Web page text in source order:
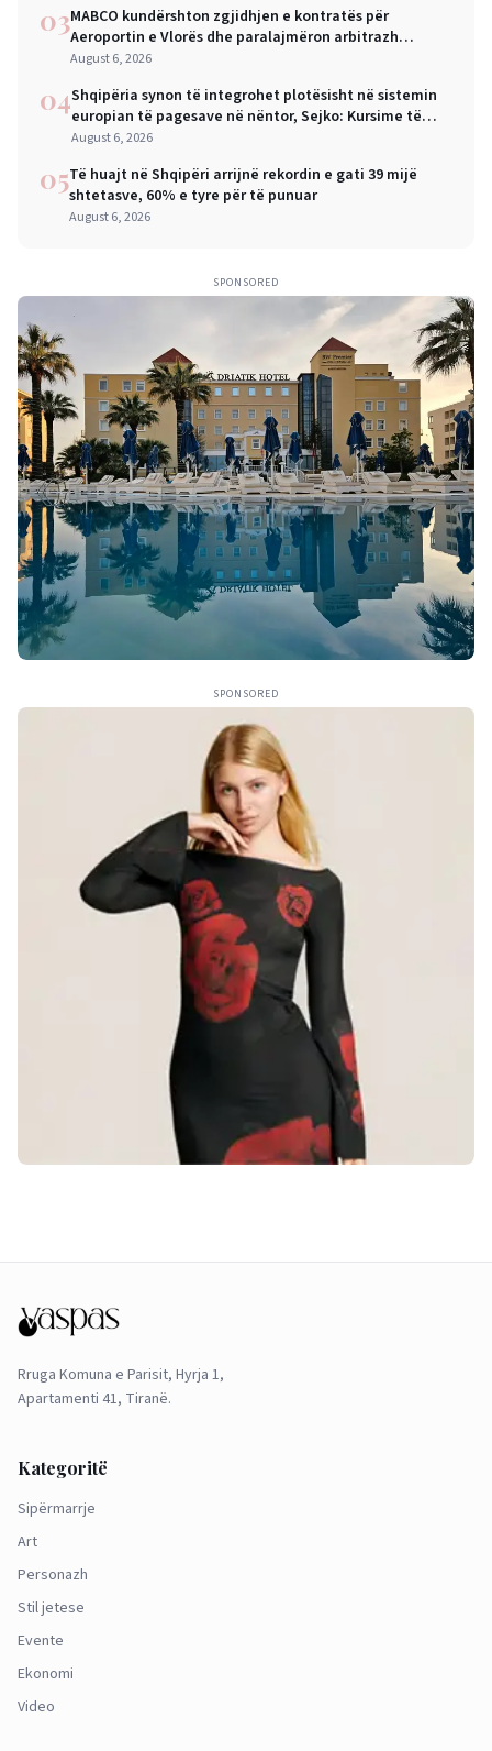
03MABCO kundërshton zgjidhjen e kontratës për
Aeroportin e Vlorës dhe paralajmëron arbitrazh
ndërkombëtar
August 6, 2026
04Shqipëria synon të integrohet plotësisht në sistemin
europian të pagesave në nëntor, Sejko: Kursime të
mëdha për qytetarët dhe bizneset
August 6, 2026
05Të huajt në Shqipëri arrijnë rekordin e gati 39 mijë
shtetasve, 60% e tyre për të punuar
August 6, 2026
SPONSORED
SPONSORED
Rruga Komuna e Parisit, Hyrja 1,
Apartamenti 41, Tiranë.
Kategoritë
Sipërmarrje
Art
Personazh
Stil jetese
Evente
Ekonomi
Video